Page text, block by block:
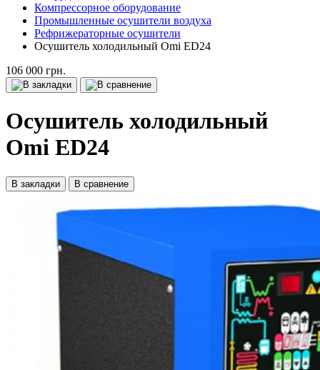
Компрессорное оборудование
Промышленные осушители воздуха
Рефрижераторные осушители
Осушитель холодильный Omi ED24
106 000 грн.
Осушитель холодильный
Omi ED24
В закладки В сравнение